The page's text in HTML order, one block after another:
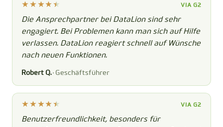
VIA G2
Die Ansprechpartner bei DataLion sind sehr
engagiert. Bei Problemen kann man sich auf Hilfe
verlassen. DataLion reagiert schnell auf Wünsche
nach neuen Funktionen.
Robert Q. · Geschäftsführer
VIA G2
Benutzerfreundlichkeit, besonders für